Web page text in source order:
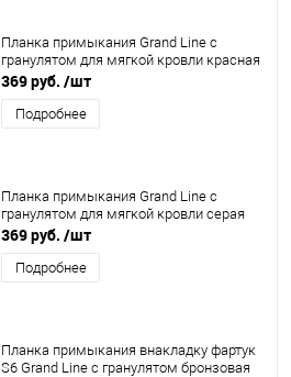
Планка примыкания Grand Line c
гранулятом для мягкой кровли красная
369 руб. /шт
Подробнее
Планка примыкания Grand Line c
гранулятом для мягкой кровли серая
369 руб. /шт
Подробнее
Планка примыкания внакладку фартук
S6 Grand Line c гранулятом бронзовая